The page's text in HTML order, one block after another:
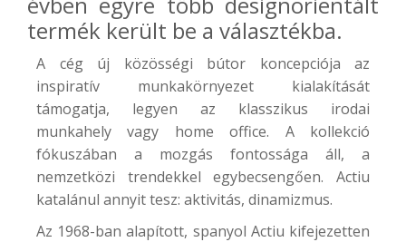
termék került be a választékba.
A cég új közösségi bútor koncepciója az
inspiratív munkakörnyezet kialakítását
támogatja, legyen az klasszikus irodai
munkahely vagy home office. A kollekció
fókuszában a mozgás fontossága áll, a
nemzetközi trendekkel egybecsengően. Actiu
katalánul annyit tesz: aktivitás, dinamizmus.
Az 1968-ban alapított, spanyol Actiu kifejezetten